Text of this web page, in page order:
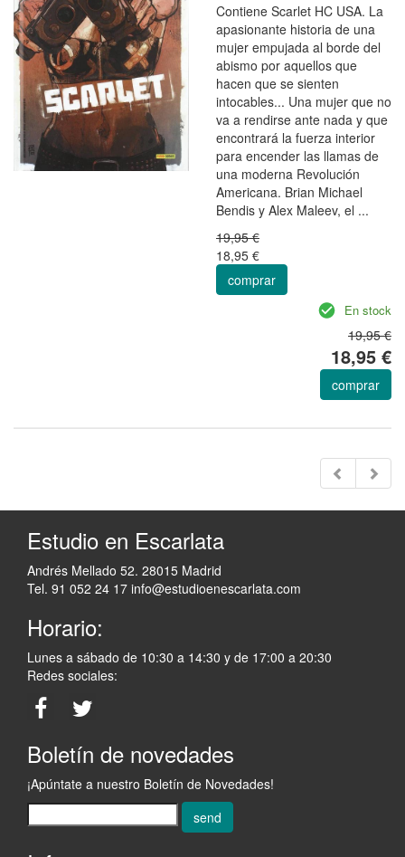
Contiene Scarlet HC USA. La
apasionante historia de una
mujer empujada al borde del
abismo por aquellos que
hacen que se sienten
intocables... Una mujer que no
va a rendirse ante nada y que
encontrará la fuerza interior
para encender las llamas de
una moderna Revolución
Americana. Brian Michael
Bendis y Alex Maleev, el ...
19,95 €
18,95 €
comprar
En stock
19,95 €
18,95 €
comprar
Estudio en Escarlata
Andrés Mellado 52. 28015 Madrid
Tel. 91 052 24 17 info@estudioenescarlata.com
Horario:
Lunes a sábado de 10:30 a 14:30 y de 17:00 a 20:30
Redes sociales:
Boletín de novedades
¡Apúntate a nuestro Boletín de Novedades!
send